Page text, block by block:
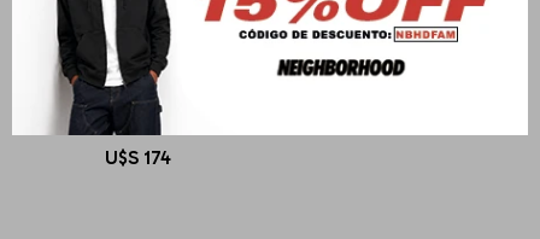
TWO JEYS
TJ 59FIFTY DOWNFLAP
U$S 174